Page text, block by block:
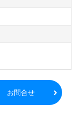
日祝祭日休
経験のある方を
務経験は問いま
働きやすい環境
家族様のお役に
高めたい』『お
お問合せ